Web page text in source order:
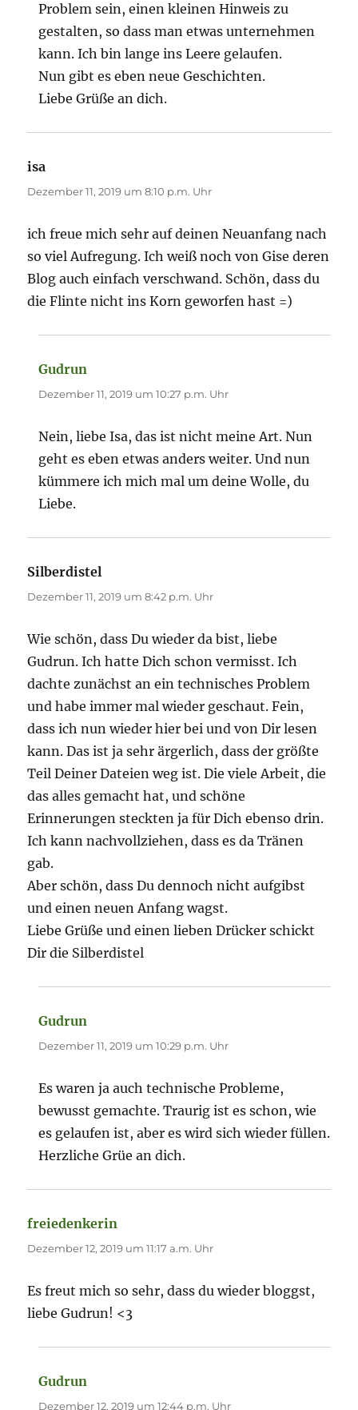
Problem sein, einen kleinen Hinweis zu
gestalten, so dass man etwas unternehmen
kann. Ich bin lange ins Leere gelaufen.
Nun gibt es eben neue Geschichten.
Liebe Grüße an dich.
isa
Dezember 11, 2019 um 8:10 p.m. Uhr
ich freue mich sehr auf deinen Neuanfang nach
so viel Aufregung. Ich weiß noch von Gise deren
Blog auch einfach verschwand. Schön, dass du
die Flinte nicht ins Korn geworfen hast =)
Gudrun
Dezember 11, 2019 um 10:27 p.m. Uhr
Nein, liebe Isa, das ist nicht meine Art. Nun
geht es eben etwas anders weiter. Und nun
kümmere ich mich mal um deine Wolle, du
Liebe.
Silberdistel
Dezember 11, 2019 um 8:42 p.m. Uhr
Wie schön, dass Du wieder da bist, liebe
Gudrun. Ich hatte Dich schon vermisst. Ich
dachte zunächst an ein technisches Problem
und habe immer mal wieder geschaut. Fein,
dass ich nun wieder hier bei und von Dir lesen
kann. Das ist ja sehr ärgerlich, dass der größte
Teil Deiner Dateien weg ist. Die viele Arbeit, die
das alles gemacht hat, und schöne
Erinnerungen steckten ja für Dich ebenso drin.
Ich kann nachvollziehen, dass es da Tränen
gab.
Aber schön, dass Du dennoch nicht aufgibst
und einen neuen Anfang wagst.
Liebe Grüße und einen lieben Drücker schickt
Dir die Silberdistel
Gudrun
Dezember 11, 2019 um 10:29 p.m. Uhr
Es waren ja auch technische Probleme,
bewusst gemachte. Traurig ist es schon, wie
es gelaufen ist, aber es wird sich wieder füllen.
Herzliche Grüe an dich.
freiedenkerin
Dezember 12, 2019 um 11:17 a.m. Uhr
Es freut mich so sehr, dass du wieder bloggst,
liebe Gudrun! <3
Gudrun
Dezember 12, 2019 um 12:44 p.m. Uhr